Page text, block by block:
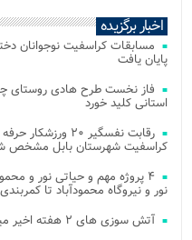
اخبار برگزیده
مسابقات کراسفیت نوجوانان
پایان یافت
فاز نخست طرح هادی روستای
استانی کلید خورد
کراسفیت شهرستان بابل مشخص
۴ پروژه مهم و حیاتی نور و
نور و نیروگاه محمودآباد تا
آتش‌ سوزی‌ های ۲ هفته اخیر میانکاله عمدی بود